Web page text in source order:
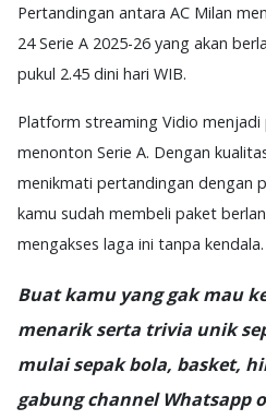
Pertandingan antara AC Milan
24 Serie A 2025-26 yang akan
pukul 2.45 dini hari WIB.
Platform streaming Vidio
menonton Serie A. Dengan
menikmati pertandingan dengan
kamu sudah membeli paket
mengakses laga ini tanpa kendala.
Buat kamu yang gak mau
menarik serta trivia unik
mulai sepak bola, basket,
gabung channel Whatsapp